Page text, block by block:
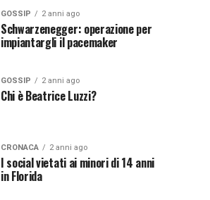
GOSSIP 2 anni ago
Schwarzenegger: operazione per
impiantargli il pacemaker
GOSSIP 2 anni ago
Chi è Beatrice Luzzi?
CRONACA 2 anni ago
I social vietati ai minori di 14 anni
in Florida